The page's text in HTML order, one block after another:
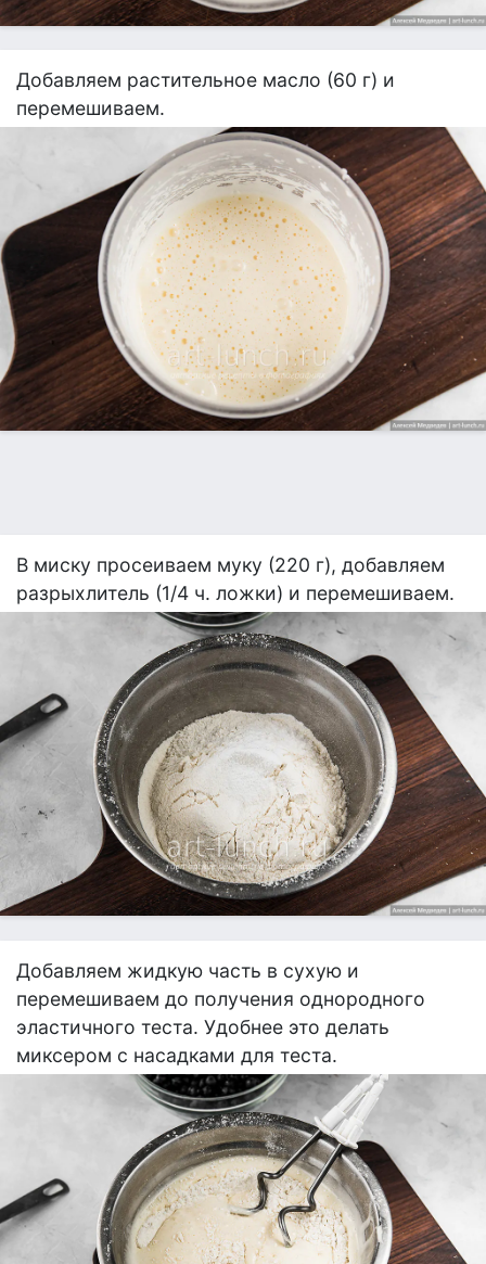
Добавляем растительное масло (60 г) и
перемешиваем.
В миску просеиваем муку (220 г), добавляем
разрыхлитель (1/4 ч. ложки) и перемешиваем.
Добавляем жидкую часть в сухую и
перемешиваем до получения однородного
эластичного теста. Удобнее это делать
миксером с насадками для теста.